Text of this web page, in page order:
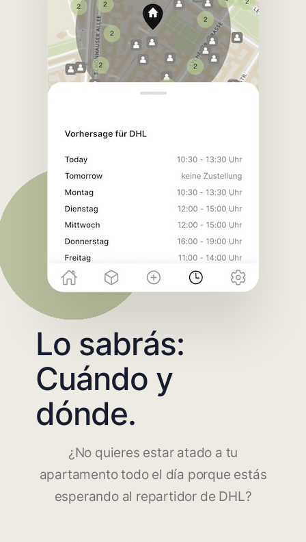
Lo sabrás:
Cuándo y
dónde.
¿No quieres estar atado a tu
apartamento todo el día porque estás
esperando al repartidor de DHL?